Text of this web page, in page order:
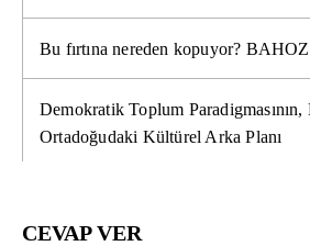
Bu fırtına nereden kopuyor? BAHOZ
Demokratik Toplum
Ortadoğudaki Kültürel Arka Planı
CEVAP VER